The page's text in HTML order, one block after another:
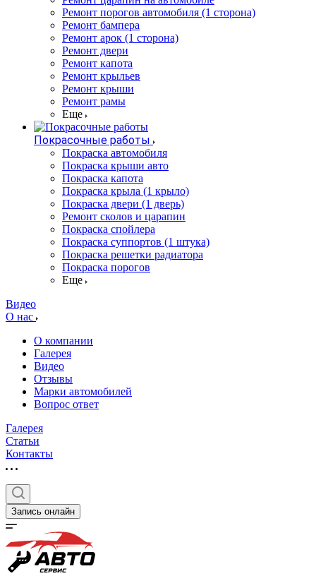
Ремонт порогов автомобиля (1 сторона)
Ремонт бампера
Ремонт арок (1 сторона)
Ремонт двери
Ремонт капота
Ремонт крыльев
Ремонт крыши
Ремонт рамы
Еще
Покрасочные работы
Покраска автомобиля
Покраска крыши авто
Покраска капота
Покраска крыла (1 крыло)
Покраска двери (1 дверь)
Ремонт сколов и царапин
Покраска спойлера
Покраска суппортов (1 штука)
Покраска решетки радиатора
Покраска порогов
Еще
Видео
О нас
О компании
Галерея
Видео
Отзывы
Марки автомобилей
Вопрос ответ
Галерея
Статьи
Контакты
Запись онлайн